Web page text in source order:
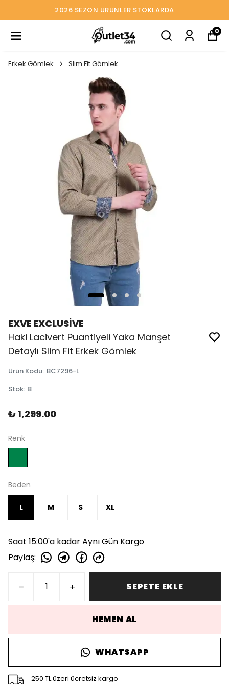
2026 SEZON ÜRÜNLER STOKLARDA
0
Erkek Gömlek Slim Fit Gömlek
EXVE EXCLUSİVE
Haki Lacivert Puantiyeli Yaka Manşet
Detaylı Slim Fit Erkek Gömlek
Ürün Kodu: BC7296-L
Stok: 8
₺ 1,299.00
Renk
Beden
L M S XL
Saat 15:00'a kadar Aynı Gün Kargo
Paylaş:
SEPETE EKLE
HEMEN AL
WHATSAPP
250 TL üzeri ücretsiz kargo